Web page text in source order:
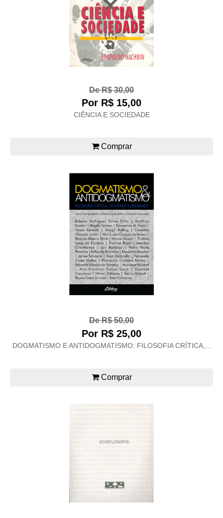
De R$ 30,00
Por R$ 15,00
CIÊNCIA E SOCIEDADE
Comprar
De R$ 50,00
Por R$ 25,00
DOGMATISMO E ANTIDOGMATISMO: FILOSOFIA CRÍTICA,...
Comprar